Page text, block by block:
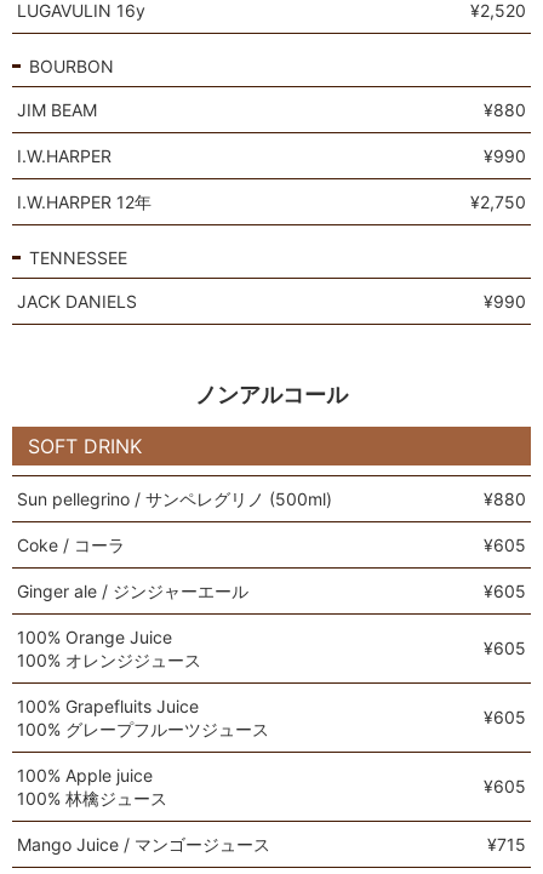
LUGAVULIN 16y ¥2,520
BOURBON
JIM BEAM ¥880
I.W.HARPER ¥990
I.W.HARPER 12年 ¥2,750
TENNESSEE
JACK DANIELS ¥990
ノンアルコール
SOFT DRINK
Sun pellegrino / サンペレグリノ (500ml) ¥880
Coke / コーラ ¥605
Ginger ale / ジンジャーエール ¥605
100% Orange Juice
100% オレンジジュース
¥605
100% Grapefluits Juice
100% グレープフルーツジュース
¥605
100% Apple juice
100% 林檎ジュース
¥605
Mango Juice / マンゴージュース ¥715